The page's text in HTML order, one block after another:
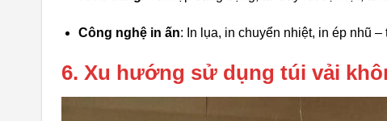
Công nghệ in ấn: In lụa, in chuyển nhiệt, in ép nhũ
6. Xu hướng sử dụng túi vải